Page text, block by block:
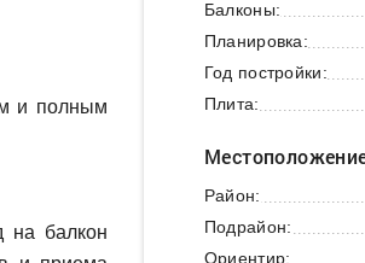
и полным
на балкон
Балконы:
Планировка:
Год постройки:
Плита:
Район:
Подрайон:
Ориентир: